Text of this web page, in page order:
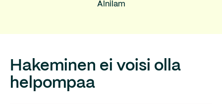
Alnilam
Hakeminen ei voisi olla
helpompaa